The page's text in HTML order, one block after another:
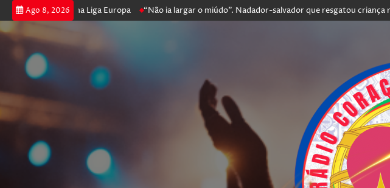
Ago 8, 2026
prossegue na Liga Europa “Não ia largar o miúdo”. Nadador-salvador que resgatou criança reage